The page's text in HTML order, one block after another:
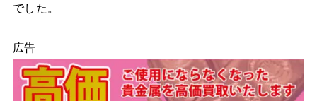
でした。
広告